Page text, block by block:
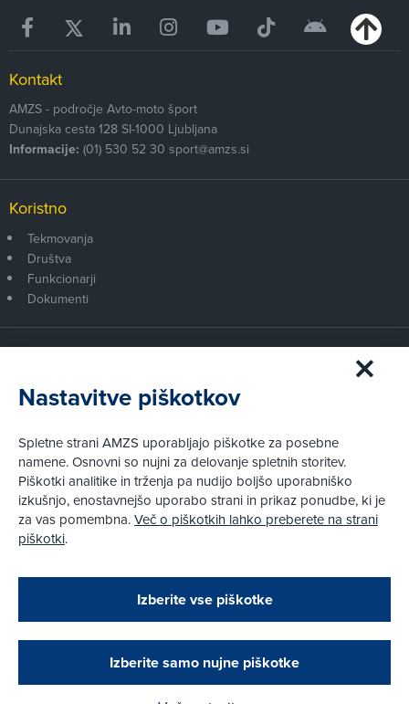
Zapri
Podarjamo vam 10 €!
Obstoječi in novi AMZS člani, ki boste v AMZS
opravili registracijo vozila, boste prejeli
vrednostno darilno kartico z dobroimetjem v višini
Kontakt
AMZS - področje Avto-moto šport
Dunajska cesta 128 SI-1000 Ljubljana
Informacije: (01) 530 52 30 sport@amzs.si
Koristno
Tekmovanja
Društva
Funkcionarji
Dokumenti
Postanite član AMZS
Zakaj (p)ostati član?
Kako vam pomagamo
Pravni vidiki
Piškotki
Pravno obvestilo
Pri spletni včlanitvi so podprta naslednja plačilna sredstva:
Nastavitve piškotkov
Spletne strani AMZS uporabljajo piškotke za posebne
namene. Osnovni so nujni za delovanje spletnih storitev.
Piškotki analitike in trženja pa nudijo boljšo uporabniško
izkušnjo, enostavnejšo uporabo strani in prikaz ponudbe, ki je
za vas pomembna.Več o piškotkih lahko preberete na strani
piškotki.
Izberite vse piškotke
Izberite samo nujne piškotke